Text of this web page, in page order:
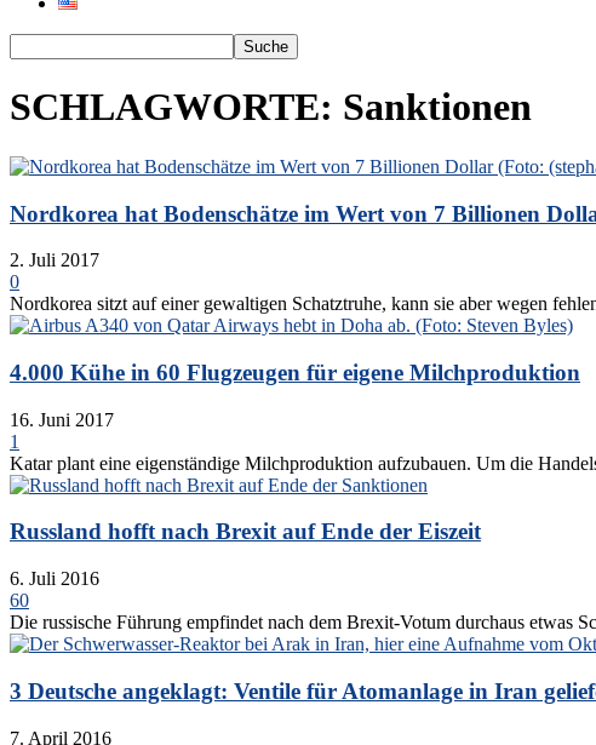
SCHLAGWORTE: Sanktionen
Nordkorea hat Bodenschätze im Wert von 7 Billionen
2. Juli 2017
0
Nordkorea sitzt auf einer gewaltigen Schatztruhe, kann sie aber wegen
4.000 Kühe in 60 Flugzeugen für eigene Milchproduktion
16. Juni 2017
1
Katar plant eine eigenständige Milchproduktion aufzubauen. Um die
Russland hofft nach Brexit auf Ende der Eiszeit
6. Juli 2016
60
Die russische Führung empfindet nach dem Brexit-Votum durchaus etwas
3 Deutsche angeklagt: Ventile für Atomanlage in Iran
7. April 2016